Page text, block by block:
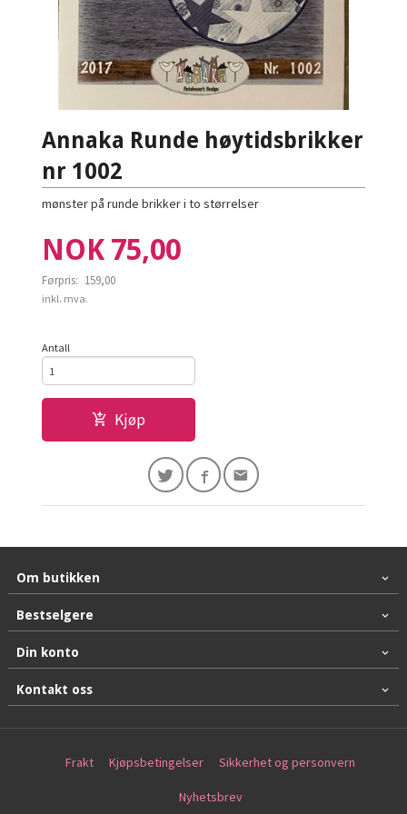
Annaka Runde høytidsbrikker
nr 1002
mønster på runde brikker i to størrelser
Tilbud
NOK 75,00
Førpris: 159,00
Rabatt
inkl. mva.
Antall
Kjøp
Om butikken
Bestselgere
Din konto
Kontakt oss
Frakt Kjøpsbetingelser Sikkerhet og personvern
Nyhetsbrev